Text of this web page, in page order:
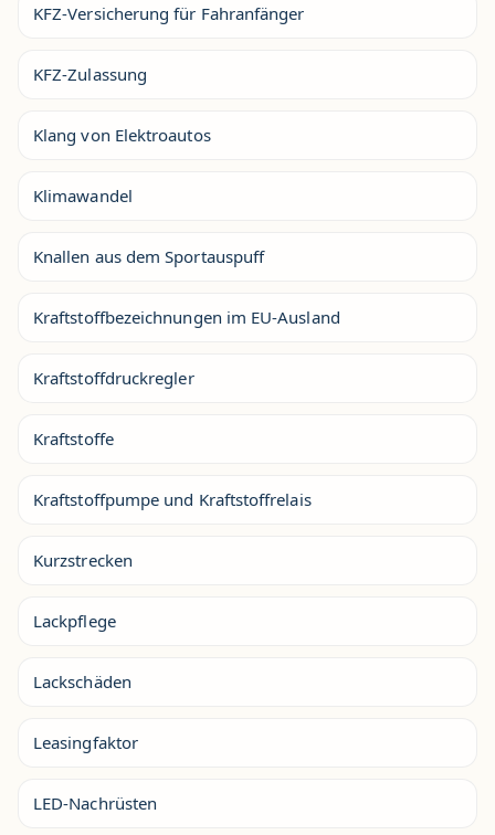
KFZ-Versicherung für Fahranfänger
KFZ-Zulassung
Klang von Elektroautos
Klimawandel
Knallen aus dem Sportauspuff
Kraftstoffbezeichnungen im EU-Ausland
Kraftstoffdruckregler
Kraftstoffe
Kraftstoffpumpe und Kraftstoffrelais
Kurzstrecken
Lackpflege
Lackschäden
Leasingfaktor
LED-Nachrüsten